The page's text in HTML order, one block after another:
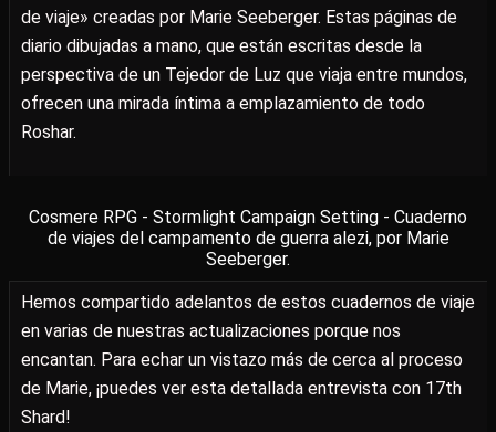
de viaje» creadas por Marie Seeberger. Estas páginas de
diario dibujadas a mano, que están escritas desde la
perspectiva de un Tejedor de Luz que viaja entre mundos,
ofrecen una mirada íntima a emplazamiento de todo
Roshar.
Cosmere RPG - Stormlight Campaign Setting - Cuaderno
de viajes del campamento de guerra alezi, por Marie
Seeberger.
Hemos compartido adelantos de estos cuadernos de viaje
en varias de nuestras actualizaciones porque nos
encantan. Para echar un vistazo más de cerca al proceso
de Marie, ¡puedes ver esta detallada entrevista con 17th
Shard!